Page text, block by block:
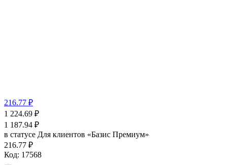
216.77 ₽
1 224.69 ₽
1 187.94 ₽
в статусе Для клиентов «Базис Премиум»
216.77 ₽
Код: 17568